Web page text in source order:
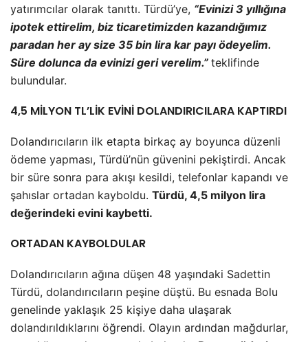
yatırımcılar olarak tanıttı. Türdü’ye, “Evinizi 3 yıllığına
ipotek ettirelim, biz ticaretimizden kazandığımız
paradan her ay size 35 bin lira kar payı ödeyelim.
Süre dolunca da evinizi geri verelim.” teklifinde
bulundular.
4,5 MİLYON TL’LİK EVİNİ DOLANDIRICILARA KAPTIRDI
Dolandırıcıların ilk etapta birkaç ay boyunca düzenli
ödeme yapması, Türdü’nün güvenini pekiştirdi. Ancak
bir süre sonra para akışı kesildi, telefonlar kapandı ve
şahıslar ortadan kayboldu. Türdü, 4,5 milyon lira
değerindeki evini kaybetti.
ORTADAN KAYBOLDULAR
Dolandırıcıların ağına düşen 48 yaşındaki Sadettin
Türdü, dolandırıcıların peşine düştü. Bu esnada Bolu
genelinde yaklaşık 25 kişiye daha ulaşarak
dolandırıldıklarını öğrendi. Olayın ardından mağdurlar,